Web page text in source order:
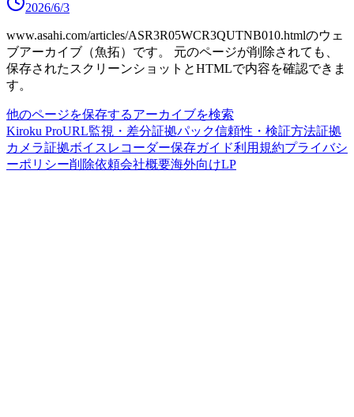
2026/6/3
www.asahi.com/articles/ASR3R05WCR3QUTNB010.htmlのウェ
ブアーカイブ（魚拓）です。
元のページが削除されても、
保存されたスクリーンショットとHTMLで内容を確認できま
す。
他のページを保存するアーカイブを検索
Kiroku ProURL監視・差分証拠パック信頼性・検証方法証拠
カメラ証拠ボイスレコーダー保存ガイド利用規約プライバシ
ーポリシー削除依頼会社概要海外向けLP